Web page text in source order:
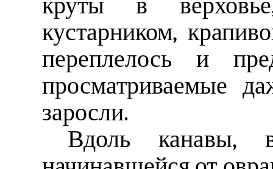
круты в
кустарником,
переплелось и
просматриваемые
заросли.
Вдоль канавы,